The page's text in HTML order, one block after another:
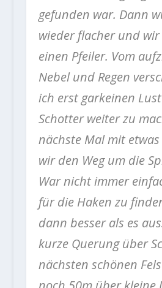
gefunden war. Dann
wieder flacher und
einen Pfeiler. Vom
Nebel und Regen
ich erst garkeinen
Schotter weiter zu
nächste Mal mit
wir den Weg um die
War nicht immer
für die Haken zu
dann besser als es
kurze Querung über
nächsten schönen